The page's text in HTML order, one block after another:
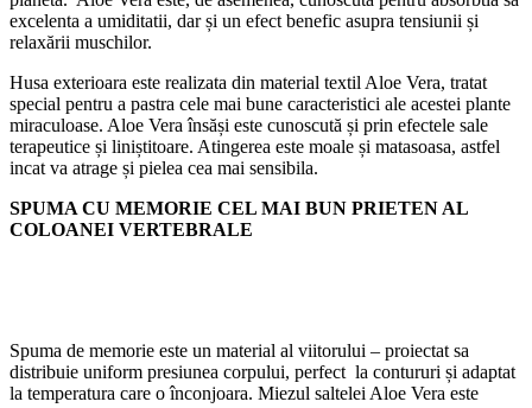
excelenta a umiditatii, dar și un efect benefic asupra tensiunii și
relaxării muschilor.
Husa exterioara este realizata din material textil Aloe Vera, tratat
special pentru a pastra cele mai bune caracteristici ale acestei plante
miraculoase. Aloe Vera însăși este cunoscută și prin efectele sale
terapeutice și liniștitoare. Atingerea este moale și matasoasa, astfel
incat va atrage și pielea cea mai sensibila.
SPUMA CU MEMORIE CEL MAI BUN PRIETEN AL
COLOANEI VERTEBRALE
Spuma de memorie este un material al viitorului – proiectat sa
distribuie uniform presiunea corpului, perfect la contururi și adaptat
la temperatura care o înconjoara. Miezul saltelei Aloe Vera este